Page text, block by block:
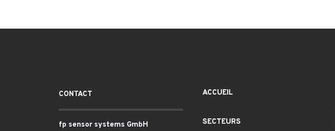
CONTACT
fp sensor systems GmbH
ACCUEIL
SECTEURS